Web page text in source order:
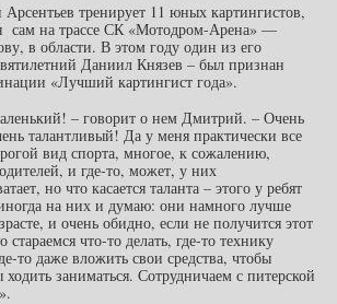
тренирует 11 юных картингистов,
сам на трассе СК «Мотодром-Арена» —
в области. В этом году один из его
Даниил Князев – был признан
«Лучший картингист года».
– говорит о нем Дмитрий. – Очень
талантливый! Да у меня практически все
вид спорта, многое, к сожалению,
и где-то, может, у них
но что касается таланта – этого у ребят
на них и думаю: они намного лучше
и очень обидно, если не получится этот
стараемся что-то делать, где-то технику
то даже вложить свои средства, чтобы
заниматься. Сотрудничаем с питерской